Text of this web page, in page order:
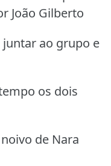
João Gilberto
juntar ao grupo e
os dois
de Nara